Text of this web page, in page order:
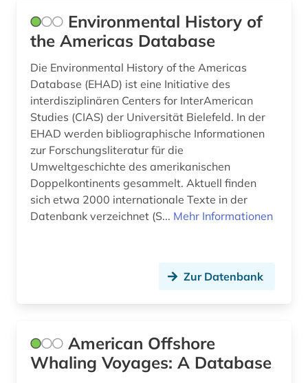
Environmental History of
the Americas Database
Die Environmental History of the Americas
Database (EHAD) ist eine Initiative des
interdisziplinären Centers for InterAmerican
Studies (CIAS) der Universität Bielefeld. In der
EHAD werden bibliographische Informationen
zur Forschungsliteratur für die
Umweltgeschichte des amerikanischen
Doppelkontinents gesammelt. Aktuell finden
sich etwa 2000 internationale Texte in der
Datenbank verzeichnet (S... Mehr Informationen
Zur Datenbank
American Offshore
Whaling Voyages: A Database